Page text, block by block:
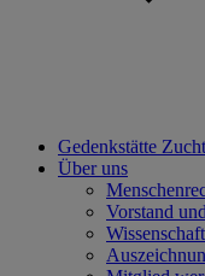
Gedenkstätte
Über uns
Vorstand